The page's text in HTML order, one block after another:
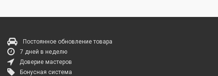
Постоянное обновление товара
7 дней в неделю
Доверие мастеров
Бонусная система